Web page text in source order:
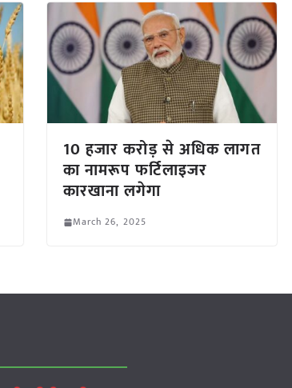
10 हजार करोड़ से अधिक लागत
का नामरूप फर्टिलाइजर
कारखाना लगेगा
March 26, 2025